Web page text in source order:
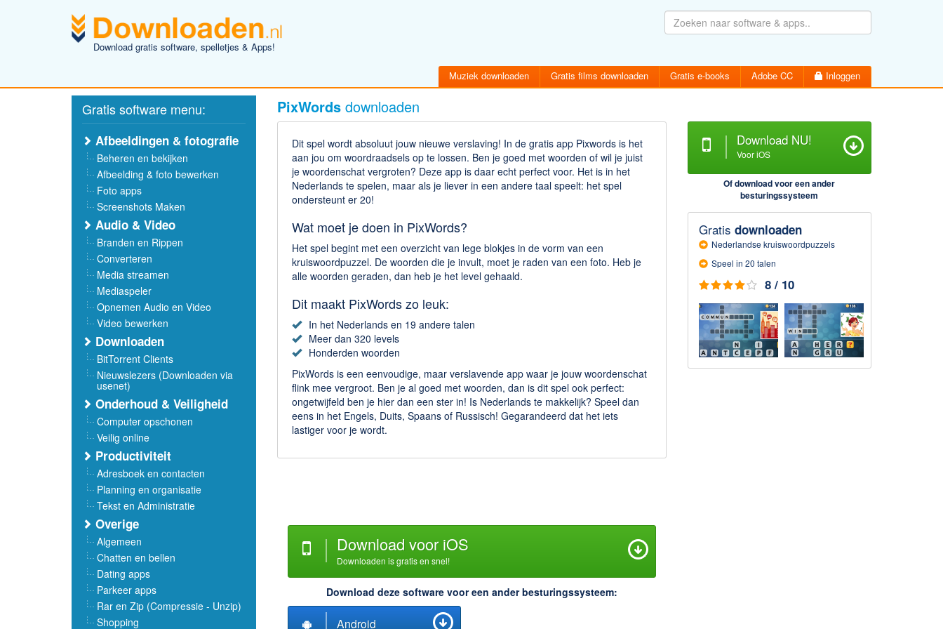
Download gratis software, spelletjes & Apps!
Muziek downloaden Gratis films downloaden Gratis e-books Adobe CC Inloggen
Inloggen
Wachtwoord vergeten
Activatiemail hersturen
Gratis software menu:
Afbeeldingen & fotografie
Beheren en bekijken
Afbeelding & foto bewerken
Foto apps
Screenshots Maken
Audio & Video
Branden en Rippen
Converteren
Media streamen
Mediaspeler
Opnemen Audio en Video
Video bewerken
Downloaden
BitTorrent Clients
Nieuwslezers (Downloaden via
usenet)
Onderhoud & Veiligheid
Computer opschonen
Veilig online
Productiviteit
Adresboek en contacten
Planning en organisatie
Tekst en Administratie
Overige
Algemeen
Chatten en bellen
Dating apps
Parkeer apps
Rar en Zip (Compressie - Unzip)
Shopping
PixWordsdownloaden
Download NU!
Voor iOS
Of download voor een ander
besturingssysteem
Gratis downloaden
Nederlandse kruiswoord­puzzels
Speel in 20 talen
8 / 10
Dit spel wordt absoluut jouw nieuwe verslaving! In de gratis app Pixwords is het
aan jou om woordraadsels op te lossen. Ben je goed met woorden of wil je juist
je woordenschat vergroten? Deze app is daar echt perfect voor. Het is in het
Nederlands te spelen, maar als je liever in een andere taal speelt: het spel
ondersteunt er 20!
Wat moet je doen in PixWords?
Het spel begint met een overzicht van lege blokjes in de vorm van een
kruiswoordpuzzel. De woorden die je invult, moet je raden van een foto. Heb je
alle woorden geraden, dan heb je het level gehaald.
Dit maakt PixWords zo leuk:
In het Nederlands en 19 andere talen
Meer dan 320 levels
Honderden woorden
PixWords is een eenvoudige, maar verslavende app waar je jouw woordenschat
flink mee vergroot. Ben je al goed met woorden, dan is dit spel ook perfect:
ongetwijfeld ben je hier dan een ster in! Is Nederlands te makkelijk? Speel dan
eens in het Engels, Duits, Spaans of Russisch! Gegarandeerd dat het iets
lastiger voor je wordt.
Download voor iOS
Downloaden is gratis en snel!
Download deze software voor een ander besturingssysteem:
Android